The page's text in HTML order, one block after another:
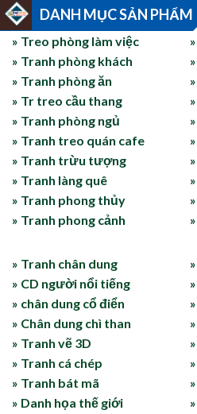
DANH MỤC SẢN PHẨM
» Treo phòng làm việc
» Tranh phòng khách
» Tranh phòng ăn
» Tr treo cầu thang
» Tranh phòng ngủ
» Tranh treo quán cafe
» Tranh trừu tượng
» Tranh làng quê
» Tranh phong thủy
» Tranh phong cảnh
» Tranh chân dung
» CD người nổi tiếng
» chân dung cổ điển
» Chân dung chì than
» Tranh vẽ 3D
» Tranh cá chép
» Tranh bát mã
» Danh họa thế giới